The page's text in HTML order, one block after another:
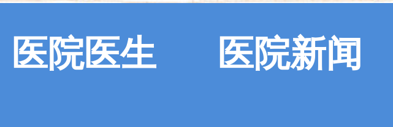
医院医生 医院新闻